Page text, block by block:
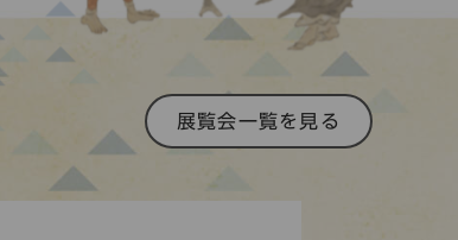
展覧会一覧を見る